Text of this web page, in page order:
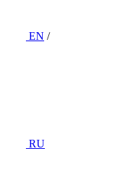
EN /
RU